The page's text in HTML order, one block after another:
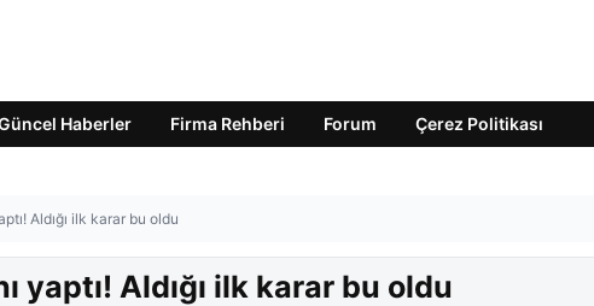
Haberler Firma Rehberi Forum Çerez Politikası
Aldığı ilk karar bu oldu
yaptı! Aldığı ilk karar bu oldu